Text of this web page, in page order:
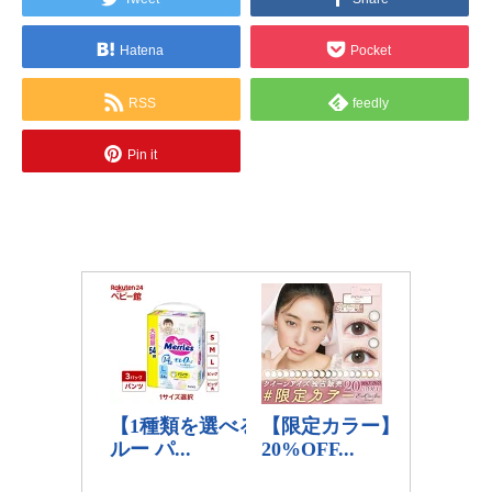
Hatena Pocket
RSS feedly
Pin it